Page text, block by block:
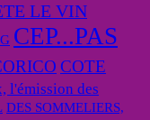
LE VIN
CEP...PAS
COTE
l'émission des
DES SOMMELIERS,